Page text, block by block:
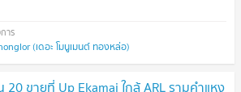
(เดอะ โมนูเมนต์ ทองหล่อ)
ขายที่ Up Ekamai ใกล้ ARL รามคำแหง